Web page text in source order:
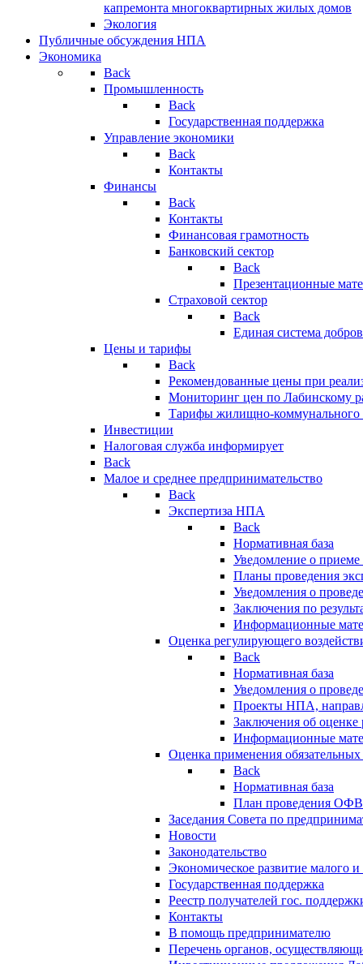
капремонта многоквартирных жилых домов
Экология
Публичные обсуждения НПА
Экономика
Back
Промышленность
Back
Государственная поддержка
Управление экономики
Back
Контакты
Финансы
Back
Контакты
Финансовая грамотность
Банковский сектор
Back
Презентационные
Страховой сектор
Back
Единая система
Цены и тарифы
Back
Рекомендованные цены при
Мониторинг цен по Лабинскому
Тарифы жилищно-коммунального
Инвестиции
Налоговая служба информирует
Back
Малое и среднее предпринимательство
Back
Экспертиза НПА
Back
Нормативная база
Уведомление о
Планы проведения
Уведомления о
Заключения по
Информационные
Оценка регулирующего
Back
Нормативная база
Уведомления о
Проекты НПА,
Заключения об
Информационные
Оценка применения
Back
Нормативная база
План проведения
Заседания Совета по
Новости
Законодательство
Экономическое развитие малого и
Государственная поддержка
Реестр получателей гос.
Контакты
В помощь предпринимателю
Перечень органов,